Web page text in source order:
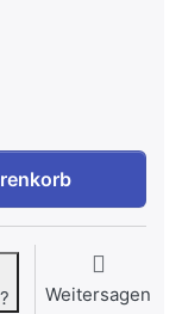
Expert 26'000 zu
Weitersagen